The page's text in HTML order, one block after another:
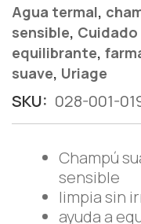
Agua termal,
sensible,
equilibrante,
suave, Uriage
SKU: 028-001-
Champú
sensible
limpia sin
ayuda a